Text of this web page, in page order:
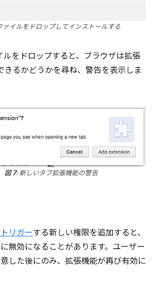
ァイルをドロップしてインストールする
ルをドロップすると、ブラウザは拡張
きるかどうかを尋ね、警告を表示しま
図 7: 新しいタブ拡張機能の警告
リガーする新しい権限を追加すると、
無効になることがあります。ユーザー
した後にのみ、拡張機能が再び有効に